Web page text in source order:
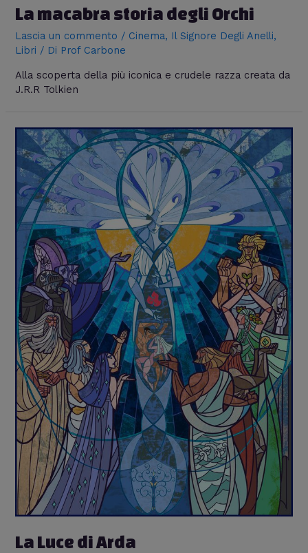
La macabra storia degli Orchi
Lascia un commento / Cinema, Il Signore Degli Anelli,
Libri / Di Prof Carbone
Alla scoperta della più iconica e crudele razza creata da
J.R.R Tolkien
La Luce di Arda